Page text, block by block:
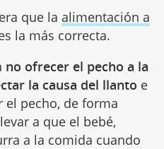
que la alimentación a
la más correcta.
no ofrecer el pecho a la
la causa del llanto e
el pecho, de forma
a que el bebé,
a la comida cuando